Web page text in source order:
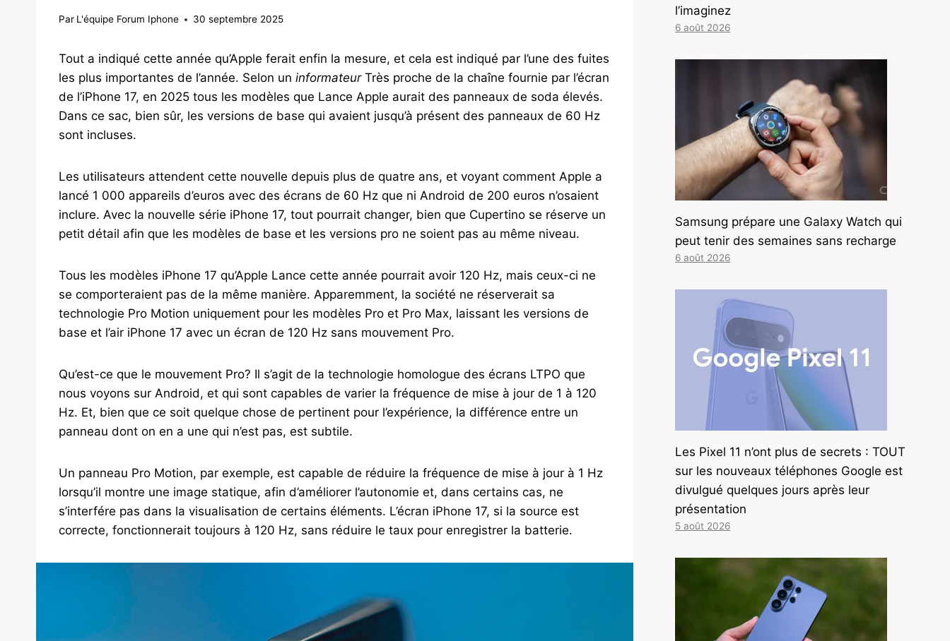
Par L'équipe Forum Iphone 30 septembre 2025
Tout a indiqué cette année qu’Apple ferait enfin la mesure, et cela est indiqué par l’une des fuites
les plus importantes de l’année. Selon un informateurTrès proche de la chaîne fournie par l’écran
de l’iPhone 17, en 2025 tous les modèles que Lance Apple aurait des panneaux de soda élevés.
Dans ce sac, bien sûr, les versions de base qui avaient jusqu’à présent des panneaux de 60 Hz
sont incluses.
Les utilisateurs attendent cette nouvelle depuis plus de quatre ans, et voyant comment Apple a
lancé 1 000 appareils d’euros avec des écrans de 60 Hz que ni Android de 200 euros n’osaient
inclure. Avec la nouvelle série iPhone 17, tout pourrait changer, bien que Cupertino se réserve un
petit détail afin que les modèles de base et les versions pro ne soient pas au même niveau.
Tous les modèles iPhone 17 qu’Apple Lance cette année pourrait avoir 120 Hz, mais ceux-ci ne
se comporteraient pas de la même manière. Apparemment, la société ne réserverait sa
technologie Pro Motion uniquement pour les modèles Pro et Pro Max, laissant les versions de
base et l’air iPhone 17 avec un écran de 120 Hz sans mouvement Pro.
Qu’est-ce que le mouvement Pro? Il s’agit de la technologie homologue des écrans LTPO que
nous voyons sur Android, et qui sont capables de varier la fréquence de mise à jour de 1 à 120
Hz. Et, bien que ce soit quelque chose de pertinent pour l’expérience, la différence entre un
panneau dont on en a une qui n’est pas, est subtile.
Un panneau Pro Motion, par exemple, est capable de réduire la fréquence de mise à jour à 1 Hz
lorsqu’il montre une image statique, afin d’améliorer l’autonomie et, dans certains cas, ne
s’interfére pas dans la visualisation de certains éléments. L’écran iPhone 17, si la source est
correcte, fonctionnerait toujours à 120 Hz, sans réduire le taux pour enregistrer la batterie.
l’imaginez
6 août 2026
Samsung prépare une Galaxy Watch qui
peut tenir des semaines sans recharge
6 août 2026
Les Pixel 11 n’ont plus de secrets : TOUT
sur les nouveaux téléphones Google est
divulgué quelques jours après leur
présentation
5 août 2026